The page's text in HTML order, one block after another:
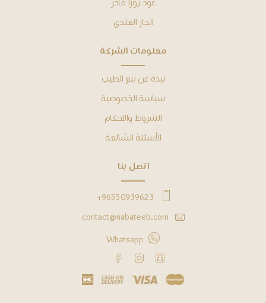
عود زورا فاخر
الجار الهندي
ﻣﻌﻠﻮﻣﺎﺕ ﺍﻟﺸﺮﻛﺔ
ﻧﺒﺬﺓ ﻋﻦ نبع الطيب
ﺳﻴﺎﺳﺔ ﺍﻟﺨﺼﻮﺻﻴﺔ
ﺍﻟﺸﺮﻭﻁ ﻭﺍﻻﺣﻜﺎﻡ
ﺍﻷﺳﺌﻠﺔ ﺍﻟﺸﺎﺋﻌﺔ
ﺍﺗﺼﻞ ﺑﻨﺎ
96550939623+
contact@nabateeb.com
Whatsapp